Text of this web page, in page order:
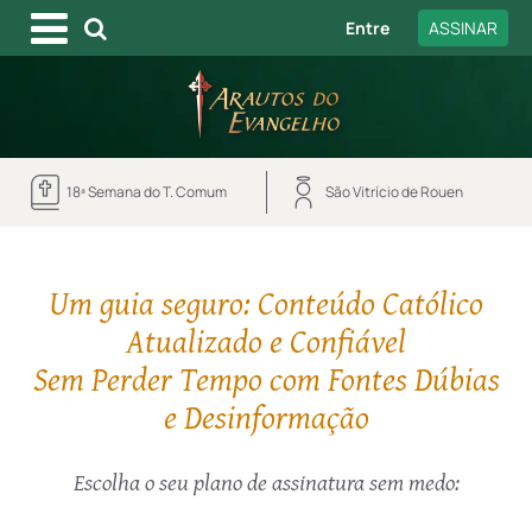
Entre ASSINAR
18ª Semana do T. Comum São Vitrício de Rouen
Um guia seguro: Conteúdo Católico
Atualizado e Confiável
Sem Perder Tempo com Fontes Dúbias
e Desinformação
Escolha o seu plano de assinatura sem medo: